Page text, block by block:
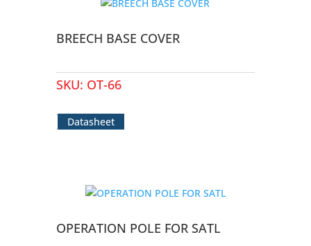
BREECH BASE COVER
SKU: OT-66
Datasheet
OPERATION POLE FOR SATL